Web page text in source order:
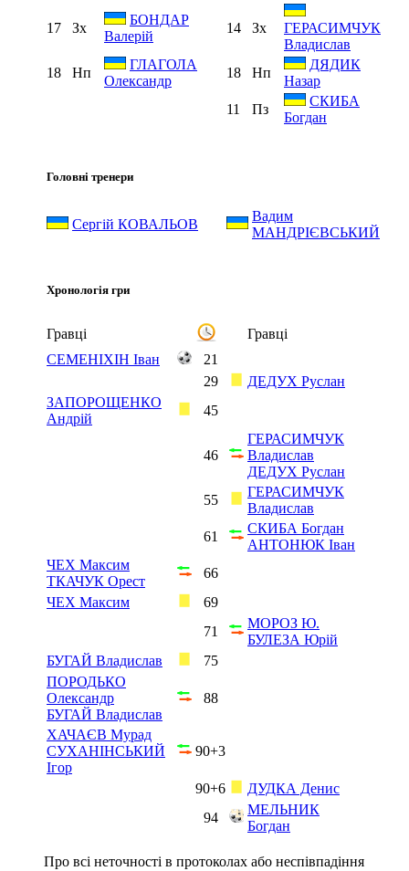
17 Зх
БОНДАР
Валерій
14 Зх
ГЕРАСИМЧУК
Владислав
18
Нп
ГЛАГОЛА
Олександр
18 Нп
ДЯДИК
Назар
11
Пз
СКИБА
Богдан
Головні тренери
Сергій КОВАЛЬОВ
Вадим
МАНДРІЄВСЬКИЙ
Хронологія гри
Гравці
Гравці
СЕМЕНІХІН Іван
21
29
ДЕДУХ Руслан
ЗАПОРОЩЕНКО
Андрій
45
46
ГЕРАСИМЧУК
Владислав
ДЕДУХ Руслан
55
ГЕРАСИМЧУК
Владислав
61
СКИБА Богдан
АНТОНЮК Іван
ЧЕХ Максим
ТКАЧУК Орест
66
ЧЕХ Максим
69
71
МОРОЗ Ю.
БУЛЕЗА Юрій
БУГАЙ Владислав
75
ПОРОДЬКО
Олександр
БУГАЙ Владислав
88
ХАЧАЄВ Мурад
СУХАНІНСЬКИЙ
Ігор
90+3
90+6
ДУДКА Денис
94
МЕЛЬНИК
Богдан
Про всі неточності в протоколах або неспівпадіння